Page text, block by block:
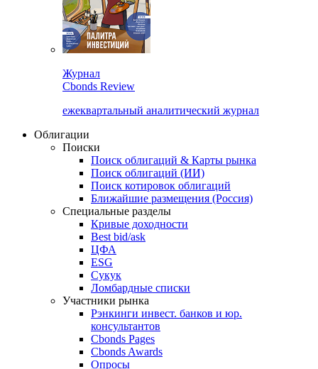
Cbonds Review
ежеквартальный аналитический журнал
Облигации
Поиски
Поиск облигаций & Карты рынка
Поиск облигаций (ИИ)
Поиск котировок облигаций
Ближайшие размещения (Россия)
Специальные разделы
Кривые доходности
Best bid/ask
ЦФА
ESG
Сукук
Ломбардные списки
Участники рынка
Рэнкинги инвест. банков и юр.